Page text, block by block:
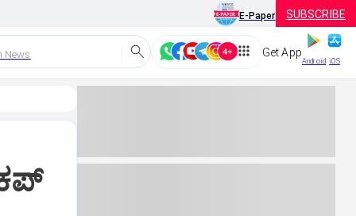
E-Paper SUBSCRIBE
News Get App
Android iOS